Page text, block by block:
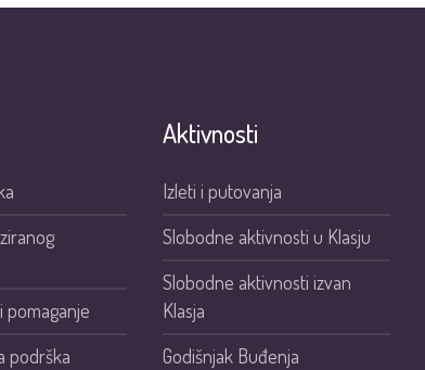
pomaganje
podrška
Aktivnosti
Izleti i putovanja
Slobodne aktivnosti u Klasju
Slobodne aktivnosti izvan
Klasja
Godišnjak Buđenja